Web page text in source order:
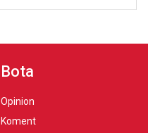
Bota
Opinion
Koment